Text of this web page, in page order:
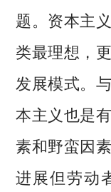
题。资本主
类最理想，
发展模式。
本主义也是
素和野蛮因
进展但劳动